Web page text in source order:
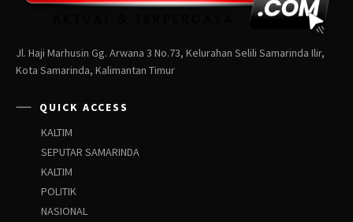
Jl. Haji Marhusin Gg. Arwana 3 No.73, Kelurahan Selili Samarinda Ilir,
Kota Samarinda, Kalimantan Timur
QUICK ACCESS
KALTIM
SEPUTAR SAMARINDA
KALTIM
POLITIK
NASIONAL